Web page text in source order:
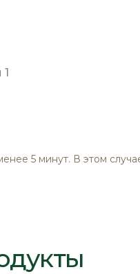
5 минут. В этом
1